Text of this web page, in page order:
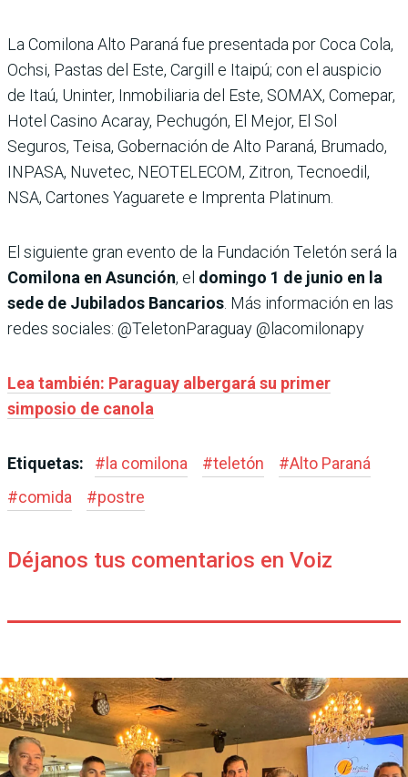
La Comilona Alto Paraná fue presentada por Coca Cola,
Ochsi, Pastas del Este, Cargill e Itaipú; con el auspicio
de Itaú, Uninter, Inmobiliaria del Este, SOMAX, Comepar,
Hotel Casino Acaray, Pechugón, El Mejor, El Sol
Seguros, Teisa, Gobernación de Alto Paraná, Brumado,
INPASA, Nuvetec, NEOTELECOM, Zitron, Tecnoedil,
NSA, Cartones Yaguarete e Imprenta Platinum.
El siguiente gran evento de la Fundación Teletón será la
Comilona en Asunción, el domingo 1 de junio en la
sede de Jubilados Bancarios . Más información en las
redes sociales: @TeletonParaguay @lacomilonapy
Lea también: Paraguay albergará su primer
simposio de canola
Etiquetas: #la comilona #teletón #Alto Paraná
#comida #postre
Déjanos tus comentarios en Voiz